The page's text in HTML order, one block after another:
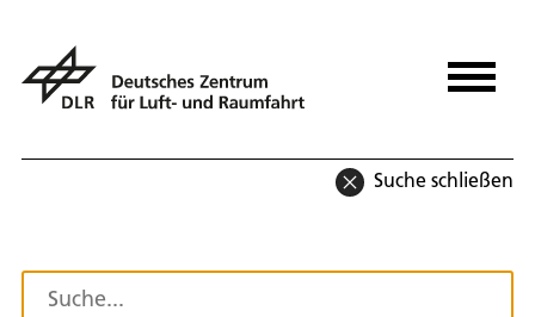
Suche schließen